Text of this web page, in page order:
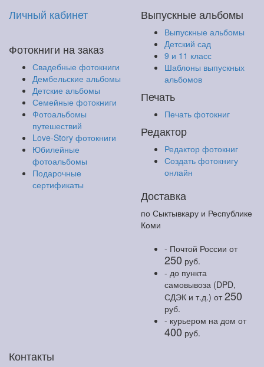
Личный кабинет
Фотокниги на заказ
Свадебные фотокниги
Дембельские альбомы
Детские альбомы
Семейные фотокниги
Фотоальбомы
путешествий
Love-Story фотокниги
Юбилейные
фотоальбомы
Подарочные
сертификаты
Выпускные альбомы
Выпускные альбомы
Детский сад
9 и 11 класс
Шаблоны выпускных
альбомов
Печать
Печать фотокниг
Редактор
Редактор фотокниг
Создать фотокнигу
онлайн
Доставка
по Сыктывкару и Республике
Коми
- Почтой России от
250 руб.
- до пункта
самовывоза (DPD,
СДЭК и т.д.) от250
руб.
- курьером на дом от
400 руб.
Контакты